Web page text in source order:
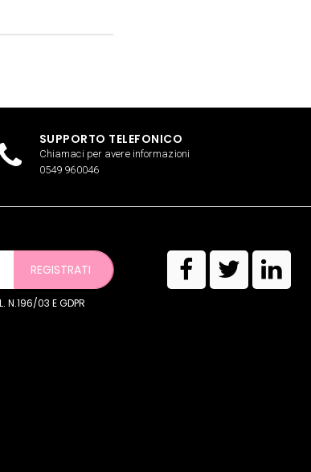
SUPPORTO TELEFONICO
Chiamaci per avere informazioni
0549 960046
REGISTRATI
N.196/03 E GDPR